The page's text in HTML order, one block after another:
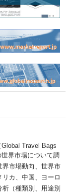
Travel Bags
界市場について調
市場動向、世界市
カ、中国、ヨーロ
（種類別、用途別